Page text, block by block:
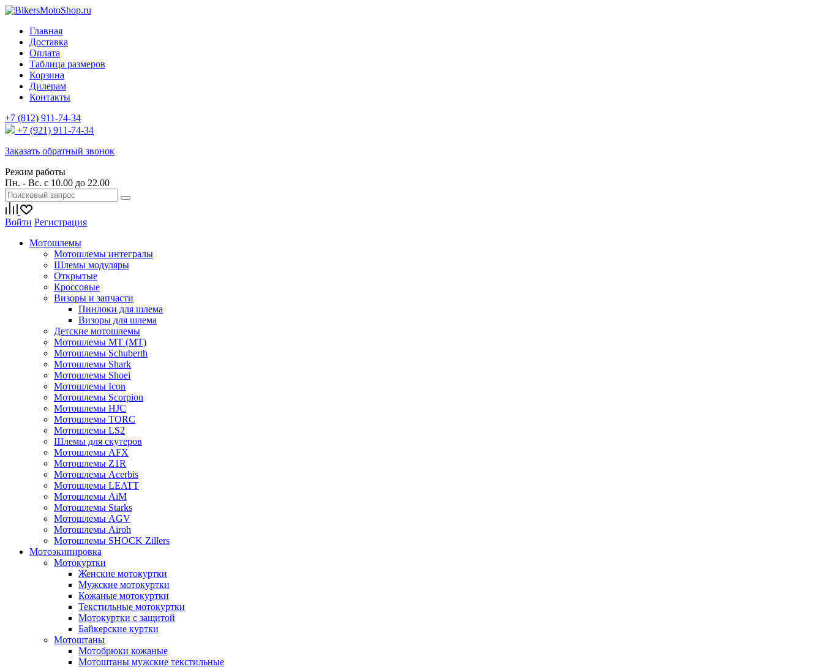
Главная
Доставка
Оплата
Таблица размеров
Корзина
Дилерам
Контакты
+7 (812) 911-74-34
+7 (921) 911-74-34
Заказать обратный звонок
Режим работы
Пн. - Вс. с 10.00 до 22.00
Войти Регистрация
Мотошлемы
Мотошлемы интегралы
Шлемы модуляры
Открытые
Кросcовые
Визоры и запчасти
Пинлоки для шлема
Визоры для шлема
Детские мотошлемы
Мотошлемы MT (МТ)
Мотошлемы Schuberth
Мотошлемы Shark
Мотошлемы Shoei
Мотошлемы Icon
Мотошлемы Scorpion
Мотошлемы HJC
Мотошлемы TORC
Мотошлемы LS2
Шлемы для скутеров
Мотошлемы AFX
Мотошлемы Z1R
Мотошлемы Acerbis
Мотошлемы LEATT
Мотошлемы AiM
Мотошлемы Starks
Мотошлемы AGV
Мотошлемы Airoh
Мотошлемы SHOCK Zillers
Мотоэкипировка
Мотокуртки
Женские мотокуртки
Мужские мотокуртки
Кожаные мотокуртки
Текстильные мотокуртки
Мотокуртки с защитой
Байкерские куртки
Мотоштаны
Мотобрюки кожаные
Мотоштаны мужские текстильные